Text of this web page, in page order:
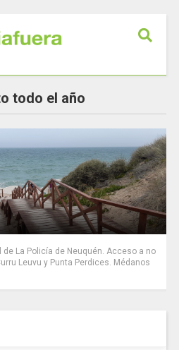
todo el año
de La Policía de Neuquén. Acceso a no
Leuvu y Punta Perdices. Médanos